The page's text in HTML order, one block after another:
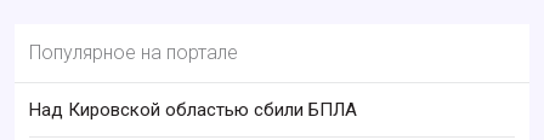
Популярное на портале
Над Кировской областью сбили БПЛА